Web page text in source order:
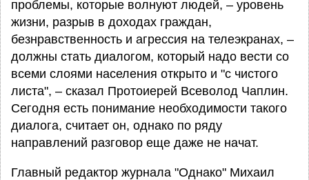
проблемы, которые волнуют людей, – уровень
жизни, разрыв в доходах граждан,
безнравственность и агрессия на телеэкранах, –
должны стать диалогом, который надо вести со
всеми слоями населения открыто и "с чистого
листа", – сказал Протоиерей Всеволод Чаплин.
Сегодня есть понимание необходимости такого
диалога, считает он, однако по ряду
направлений разговор еще даже не начат.
Главный редактор журнала "Однако" Михаил